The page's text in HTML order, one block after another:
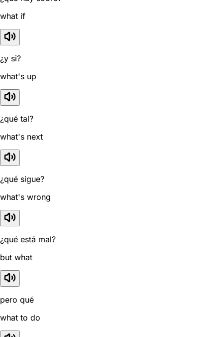
what if
¿y si?
what's up
¿qué tal?
what's next
¿qué sigue?
what's wrong
¿qué está mal?
but what
pero qué
what to do